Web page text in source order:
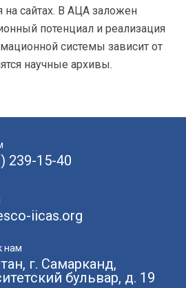
на сайтах. В АЦА заложен
потенциал и реализация
системы зависит от
научные архивы.
239-15-40
iicas.org
нам
г. Самарканд,
бульвар, д. 19